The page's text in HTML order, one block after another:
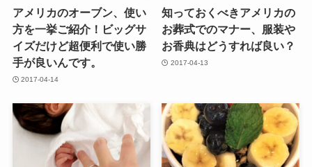
アメリカのオーブン、使い
方を一挙ご紹介！ビッグサ
イズだけど超便利で使い勝
手が良いんです。
2017-04-14
知っておくべきアメリカの
お葬式でのマナー、服装や
お香典はどうすれば良い？
2017-04-13